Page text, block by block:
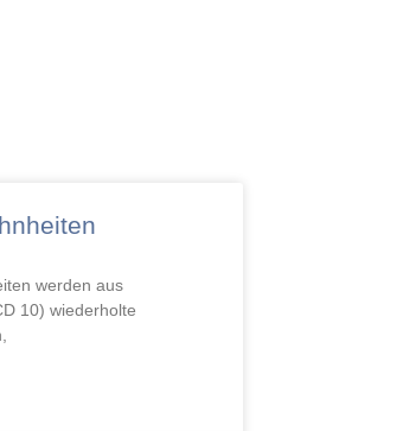
werden aus
10) wiederholte